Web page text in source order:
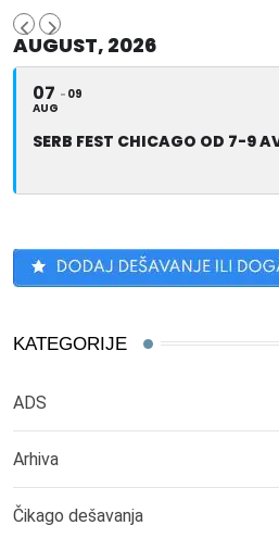
AUGUST, 2026
07
AUG
09
SERB FEST CHICAGO OD 7-9
KATEGORIJE
ADS
Arhiva
Čikago dešavanja